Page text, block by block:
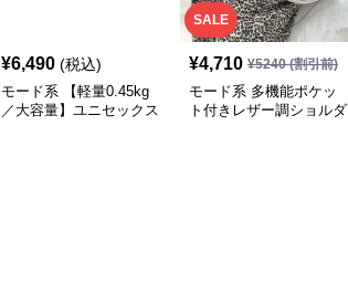
¥6,490 (税込)
モード系 【軽量0.45kg
／大容量】ユニセックス
SALE
¥4,710 ¥5240(割引前)
モード系 多機能ポケッ
ト付きレザー調ショルダ